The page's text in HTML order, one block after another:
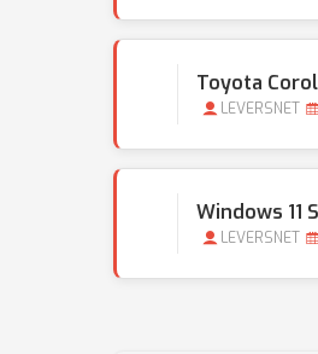
Toyota
LEVERSNET
Windows 11
LEVERSNET